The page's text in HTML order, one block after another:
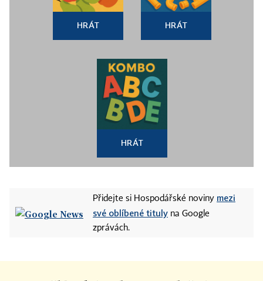
HRÁT HRÁT
HRÁT
Přidejte si Hospodářské noviny mezi
své oblíbené tituly na Google
zprávách.